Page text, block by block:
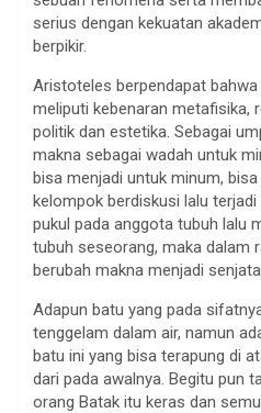
serius dengan kekuatan
berpikir.
Aristoteles berpendapat
meliputi kebenaran metafisika,
politik dan estetika. Sebagai
makna sebagai wadah untuk
bisa menjadi untuk minum,
kelompok berdiskusi lalu
pukul pada anggota tubuh lalu
tubuh seseorang, maka dalam
berubah makna menjadi
Adapun batu yang pada
tenggelam dalam air, namun
batu ini yang bisa terapung di
dari pada awalnya. Begitu pun
orang Batak itu keras dan